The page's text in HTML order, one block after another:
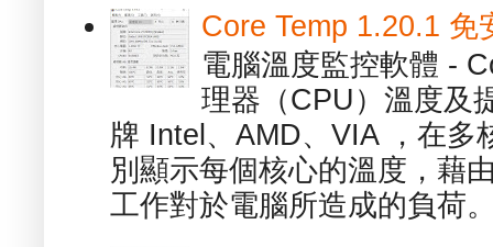
Core Temp 1.20.1 免
電腦溫度監控軟體 -
理器（CPU）溫度及
牌 Intel、AMD、VIA ，在多
別顯示每個核心的溫度，藉
工作對於電腦所造成的負荷